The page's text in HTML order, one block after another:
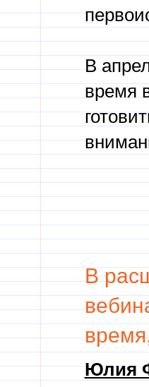
В
время
В
Юлия